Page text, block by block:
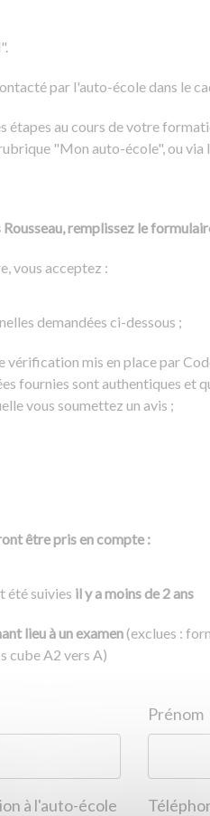
par l'auto-école dans le
étapes au cours de votre
"Mon auto-école", ou
Rousseau, remplissez le
vous acceptez :
demandées ci-dessous ;
vérification mis en place par
fournies sont authentiques et
vous soumettez un avis ;
être pris en compte :
été suivies il y a moins de 2 ans
lieu à un examen(exclues :
cube A2 vers A)
à l'auto-école